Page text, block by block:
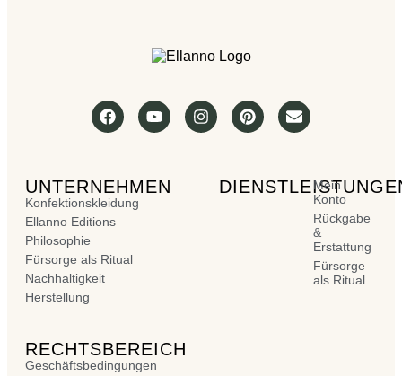
UNTERNEHMEN
Konfektionskleidung
Ellanno Editions
Philosophie
Fürsorge als Ritual
Nachhaltigkeit
Herstellung
Mein
Konto
Rückgabe
&
Erstattung
Fürsorge
als Ritual
RECHTSBEREICH
Geschäftsbedingungen